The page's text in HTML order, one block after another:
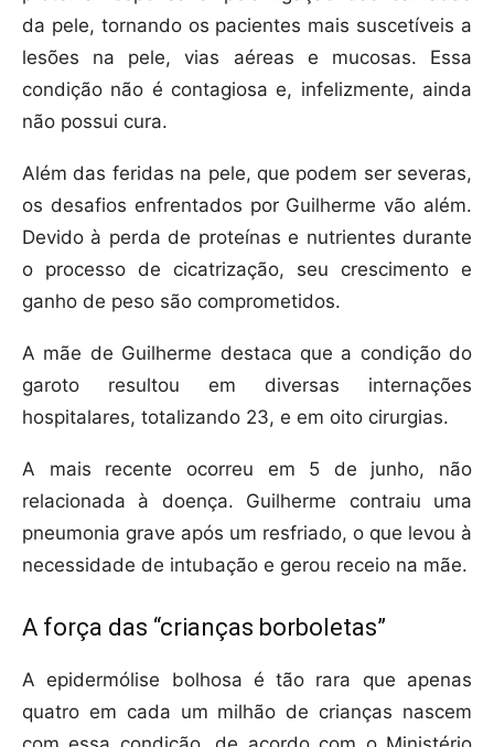
da pele, tornando os pacientes mais suscetíveis a
lesões na pele, vias aéreas e mucosas. Essa
condição não é contagiosa e, infelizmente, ainda
não possui cura.
Além das feridas na pele, que podem ser severas,
os desafios enfrentados por Guilherme vão além.
Devido à perda de proteínas e nutrientes durante
o processo de cicatrização, seu crescimento e
ganho de peso são comprometidos.
A mãe de Guilherme destaca que a condição do
garoto resultou em diversas internações
hospitalares, totalizando 23, e em oito cirurgias.
A mais recente ocorreu em 5 de junho, não
relacionada à doença. Guilherme contraiu uma
pneumonia grave após um resfriado, o que levou à
necessidade de intubação e gerou receio na mãe.
A força das “crianças borboletas”
A epidermólise bolhosa é tão rara que apenas
quatro em cada um milhão de crianças nascem